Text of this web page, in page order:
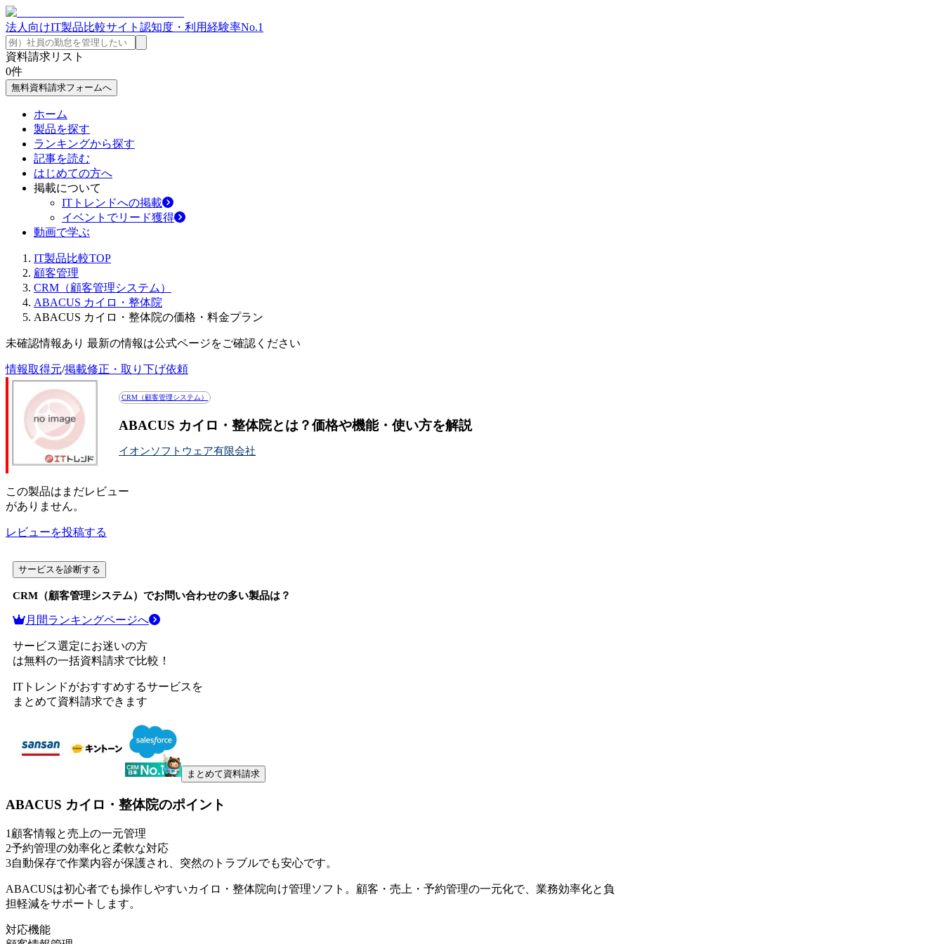
法人向けIT製品比較サイト 認知度・利用経験率No.1
資料請求リスト
0件
無料資料請求フォームへ
ホーム
製品を探す
ランキングから探す
記事を読む
はじめての方へ
掲載について
ITトレンドへの掲載
イベントでリード獲得
動画で学ぶ
IT製品比較TOP
顧客管理
CRM（顧客管理システム）
ABACUS カイロ・整体院
ABACUS カイロ・整体院の価格・料金プラン
未確認情報あり 最新の情報は公式ページをご確認ください
情報取得元/掲載修正・取り下げ依頼
CRM（顧客管理システム）
ABACUS カイロ・整体院とは？価格や機能・使い方を解説
イオンソフトウェア有限会社
この製品はまだレビュー
がありません。
レビューを投稿する
サービスを診断する
CRM（顧客管理システム） でお問い合わせの多い製品は？
月間ランキングページへ
サービス選定にお迷いの方
は無料の一括資料請求で比較！
ITトレンドがおすすめするサービスを
まとめて資料請求できます
まとめて資料請求
ABACUS カイロ・整体院のポイント
1顧客情報と売上の一元管理
2予約管理の効率化と柔軟な対応
3自動保存で作業内容が保護され、突然のトラブルでも安心です。
ABACUSは初心者でも操作しやすいカイロ・整体院向け管理ソフト。顧客・売上・予約管理の一元化で、業務効率化と負
担軽減をサポートします。
対応機能